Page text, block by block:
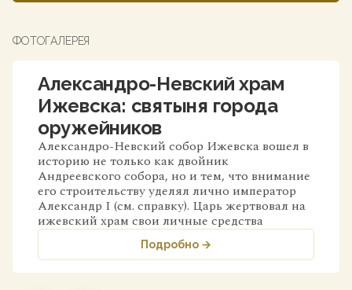
ФОТОГАЛЕРЕЯ
Александро-Невский храм
Ижевска: святыня города
оружейников
Александро-Невский собор Ижевска вошел в
историю не только как двойник
Андреевского собора, но и тем, что внимание
его строительству уделял лично император
Александр I (см. справку). Царь жертвовал на
ижевский храм свои личные средства
Подробно →